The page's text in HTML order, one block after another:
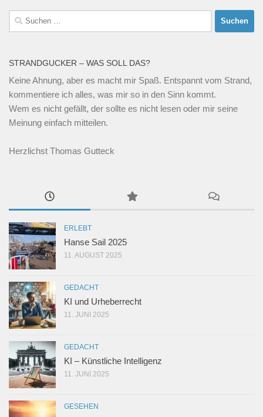
Suchen
nach:
STRANDGUCKER – WAS SOLL DAS?
Keine Ahnung, aber es macht mir Spaß. Entspannt vom Strand,
kommentiere ich alles, was mir so in den Sinn kommt.
Wem es nicht gefällt, der sollte es nicht lesen oder mir seine
Meinung einfach mitteilen.
Herzlichst Thomas Gutteck
ERLEBT
Hanse Sail 2025
11. AUGUST 2025
GEDACHT
KI und Urheberrecht
11. JUNI 2025
GEDACHT
KI – Künstliche Intelligenz
11. JUNI 2025
GESEHEN